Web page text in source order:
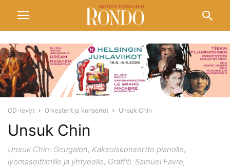
CD-levyt Orkesterit ja konsertot Unsuk Chin
Unsuk Chin
Unsuk Chin: Gougalon, Kaksoiskonsertto pianolle,
lyömäsoittimille ja yhtyeelle, Graffiti. Samuel Favre,